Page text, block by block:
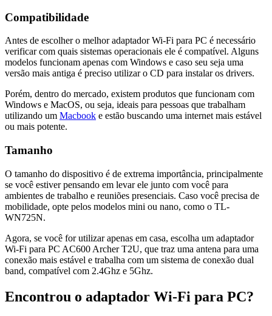
Compatibilidade
Antes de escolher o melhor adaptador Wi-Fi para PC é necessário
verificar com quais sistemas operacionais ele é compatível. Alguns
modelos funcionam apenas com Windows e caso seu seja uma
versão mais antiga é preciso utilizar o CD para instalar os drivers.
Porém, dentro do mercado, existem produtos que funcionam com
Windows e MacOS, ou seja, ideais para pessoas que trabalham
utilizando um Macbook e estão buscando uma internet mais estável
ou mais potente.
Tamanho
O tamanho do dispositivo é de extrema importância, principalmente
se você estiver pensando em levar ele junto com você para
ambientes de trabalho e reuniões presenciais. Caso você precisa de
mobilidade, opte pelos modelos mini ou nano, como o TL-
WN725N.
Agora, se você for utilizar apenas em casa, escolha um adaptador
Wi-Fi para PC AC600 Archer T2U, que traz uma antena para uma
conexão mais estável e trabalha com um sistema de conexão dual
band, compatível com 2.4Ghz e 5Ghz.
Encontrou o adaptador Wi-Fi para PC?